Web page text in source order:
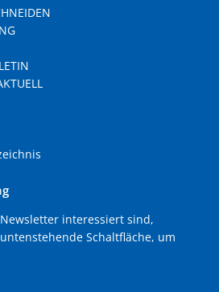
interessiert sind,
Schaltfläche, um